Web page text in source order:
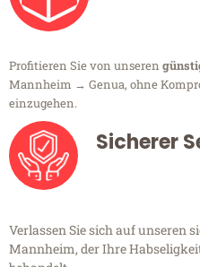
Profitieren Sie von unseren
Mannheim → Genua, ohne
einzugehen.
Sicherer
Verlassen Sie sich auf unseren
Mannheim, der Ihre